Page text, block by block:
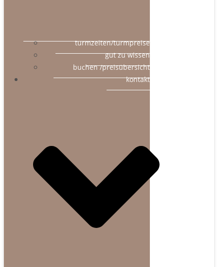
turmzeiten/turmpreise
gut zu wissen
buchen /preisübersicht
kontakt